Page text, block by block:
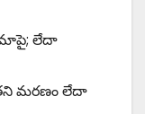
లేదా
మరణం లేదా